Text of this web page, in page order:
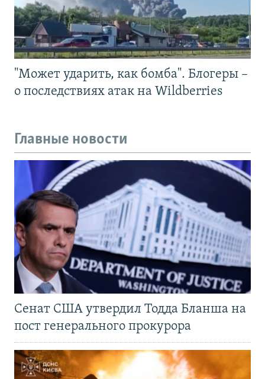
"Может ударить, как бомба". Блогеры –
о последствиях атак на Wildberries
Главные новости
Сенат США утвердил Тодда Бланша на
пост генерального прокурора